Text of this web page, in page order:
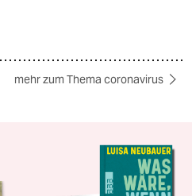
mehr zum Thema coronavirus